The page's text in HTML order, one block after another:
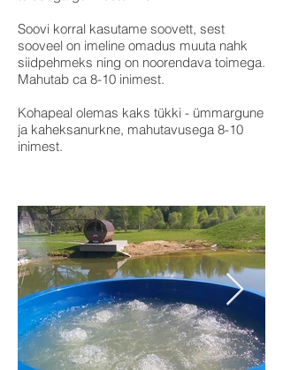
Soovi korral kasutame soovett, sest
sooveel on imeline omadus muuta nahk
siidpehmeks ning on noorendava toimega.
Mahutab ca 8-10 inimest.
Kohapeal olemas kaks tükki - ümmargune
ja kaheksanurkne, mahutavusega 8-10
inimest.